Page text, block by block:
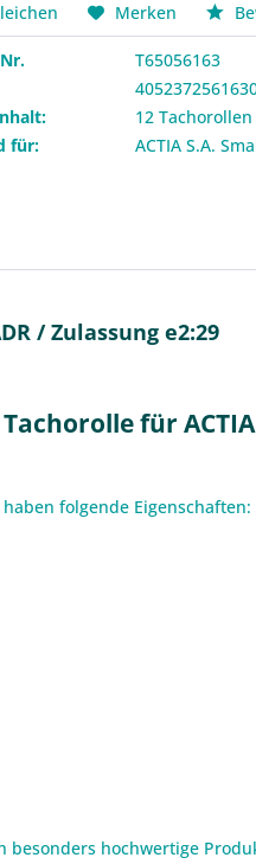
Merken
T65056163
12 Tachorollen
für:
ACTIA S.A.
/ Zulassung e2:29
für ACTIA
folgende Eigenschaften:
besonders hochwertige